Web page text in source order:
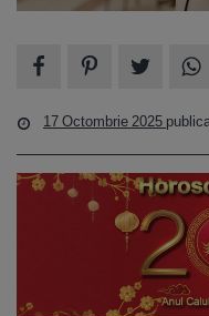
17 Octombrie 2025